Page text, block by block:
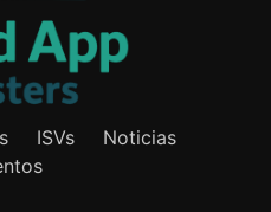
ISVs
Noticias